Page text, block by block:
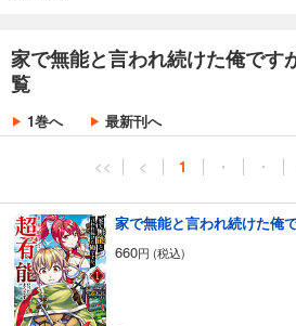
家で無能と言われ続けた俺で
覧
1巻へ 最新刊へ
<< < 1 ・ ・
660円 (税込)